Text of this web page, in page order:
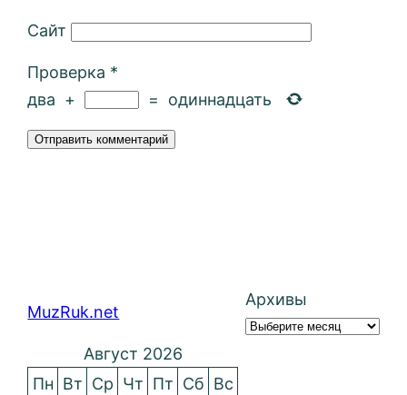
Сайт
Проверка *
два + = одиннадцать
MuzRuk.net
Архивы
Август 2026
Пн Вт Ср Чт Пт Сб Вс